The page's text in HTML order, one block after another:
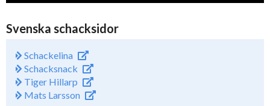
Svenska schacksidor
Schackelina
Schacksnack
Tiger Hillarp
Mats Larsson